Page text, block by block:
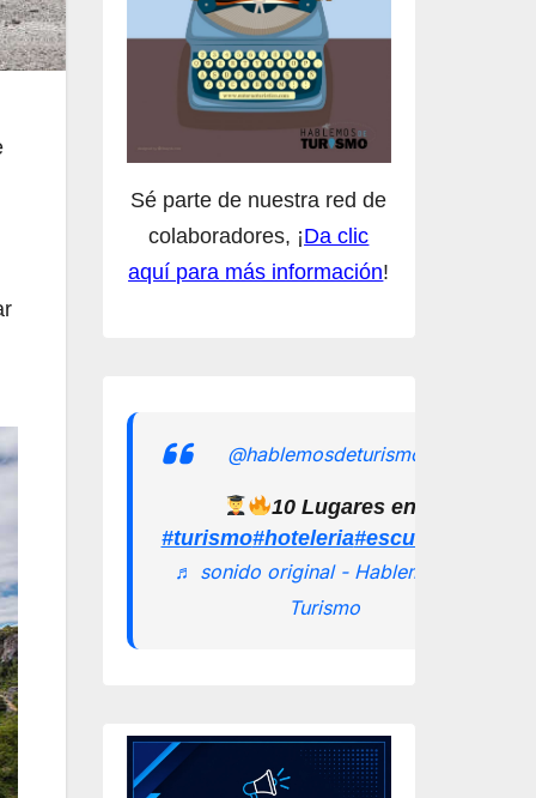
Sé parte de nuestra red de
colaboradores, ¡Da clic
aquí para más información!
@hablemosdeturismomx
10 Lugares en los que
#turismo#hoteleria
♬ sonido original - Hablemos de
Turismo